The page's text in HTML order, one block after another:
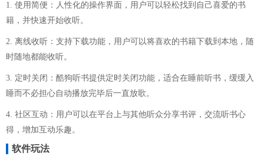
1. 使用简便：人性化的操作界面，用户可以轻松找到自己喜爱的书
籍，并快速开始收听。
2. 离线收听：支持下载功能，用户可以将喜欢的书籍下载到本地，随
时随地都能收听。
3. 定时关闭：酷狗听书提供定时关闭功能，适合在睡前听书，缓缓入
睡而不必担心自动播放完毕后一直放歌。
4. 社区互动：用户可以在平台上与其他听众分享书评，交流听书心
得，增加互动乐趣。
软件玩法